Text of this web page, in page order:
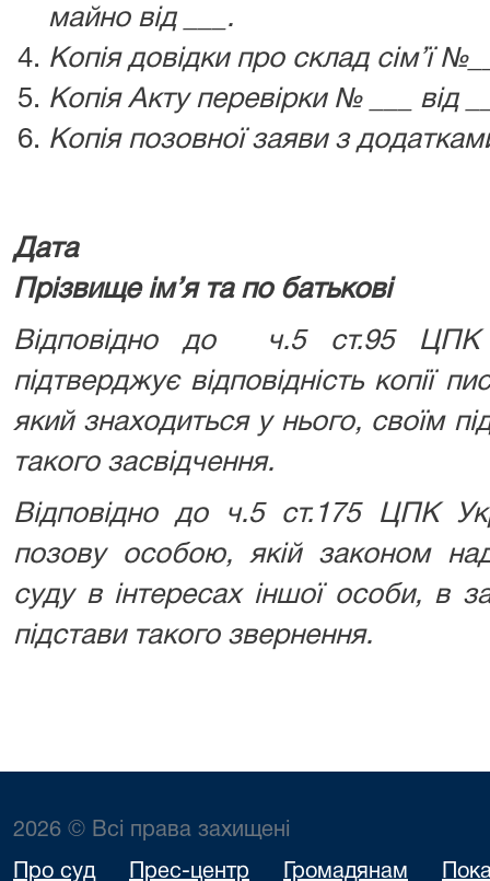
майно від ___.
Копія довідки про склад сім’ї
Копія Акту перевірки № ___ від
Копія позовної заяви з
Дата
Прізвище ім’я та по батькові
Відповідно до ч.5 ст.95 ЦПК
підтверджує відповідність копії
який знаходиться у нього, своїм
такого засвідчення.
Відповідно до ч.5 ст.175 ЦПК
позову особою, якій законом
суду в інтересах іншої особи, в
підстави такого звернення.
2026 © Всі права захищені
Про суд Прес-центр Громадянам